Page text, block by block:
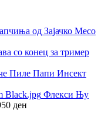
од Зајачко Месо
со конец за тример
Пиле Папи Инсект
Флекси Њу
ден